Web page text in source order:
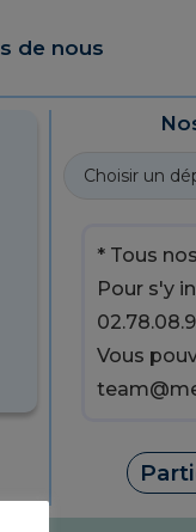
de nous
* Tous
Pour s'y
Vous